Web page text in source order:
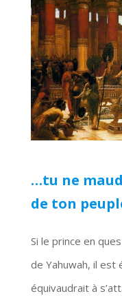
…tu ne
de ton
Si le prince en
de Yahuwah, il est
équivaudrait à